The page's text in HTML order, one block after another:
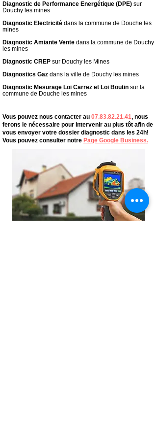
Diagnostic de Performance Energétique (DPE) sur
Douchy les mines
Diagnostic Electricité dans la commune de Douche les
mines
Diagnostic Amiante Vente dans la commune de Douchy
les mines
Diagnostic CREP sur Douchy les Mines
Diagnostics Gaz dans la ville de Douchy les mines
Diagnostic Mesurage Loi Carrez et Loi Boutin sur la
commune de Douche les mines
Vous pouvez nous contacter au 07.83.82.21.41, nous
ferons le nécessaire pour intervenir au plus tôt afin de
vous envoyer votre dossier diagnostic dans les 24h!
Vous pouvez consulter notre Page Google Business.